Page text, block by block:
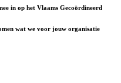
in op het Vlaams Gecoördineerd
wat we voor jouw organisatie